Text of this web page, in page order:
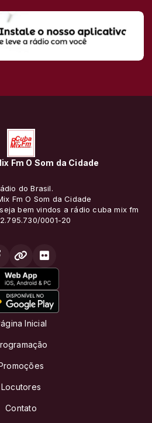
Fm O Som da Cidade
do Brasil.
Fm O Som da Cidade
bem vindos a rádio cuba mix fm
0001-20
Inicial
Locutores
Contato